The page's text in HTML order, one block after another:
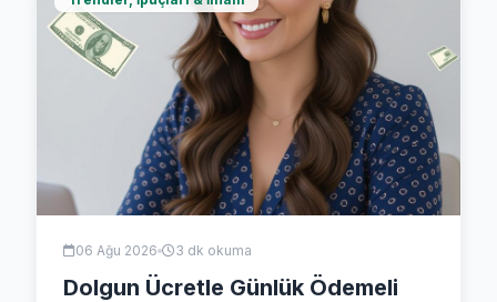
06 Ağu 2026 3 dk okuma
Dolgun Ücretle Günlük Ödemeli